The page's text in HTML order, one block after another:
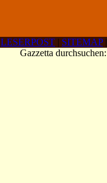
LESERPOST | SITEMAP|
Gazzetta durchsuchen: